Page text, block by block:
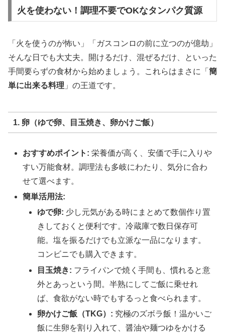
火を使わない！調理不要でOKなタンパク質源
「火を使うのが怖い」「ガスコンロの前に立つのが億劫」
そんな日でも大丈夫。開けるだけ、混ぜるだけ、といった
手間要らずの食材から始めましょう。これらはまさに「 簡
単に出来る料理 」の王道です。
1. 卵（ゆで卵、目玉焼き、卵かけご飯）
おすすめポイント: 栄養価が高く、安価で手に入りや
すい万能食材。調理法も多岐にわたり、気分に合わ
せて選べます。
簡単活用法:
ゆで卵: 少し元気がある時にまとめて数個作り置
きしておくと便利です。冷蔵庫で数日保存可
能。塩を振るだけでも立派な一品になります。
コンビニでも購入できます。
目玉焼き: フライパンで焼く手間も、慣れると意
外とあっという間。半熟にしてご飯に乗せれ
ば、食欲がない時でもするっと食べられます。
卵かけご飯（TKG）: 究極のズボラ飯！温かいご
飯に生卵を割り入れて、醤油や麺つゆをかける